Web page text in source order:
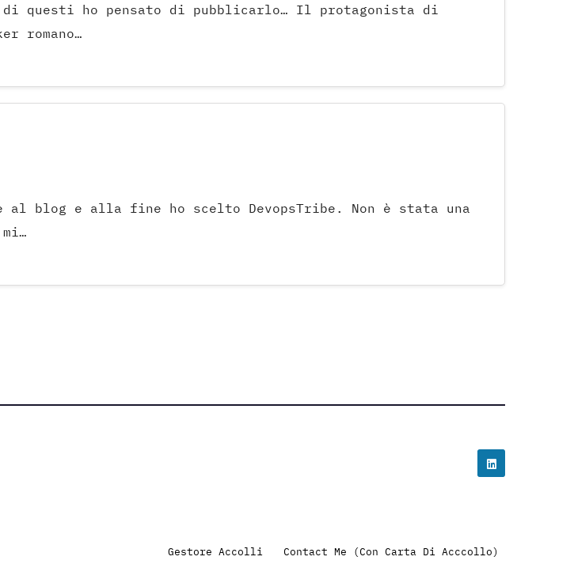
questi ho pensato di pubblicarlo… Il protagonista di
romano…
al blog e alla fine ho scelto DevopsTribe. Non è stata una
Gestore Accolli Contact Me (Con Carta Di Acccollo)